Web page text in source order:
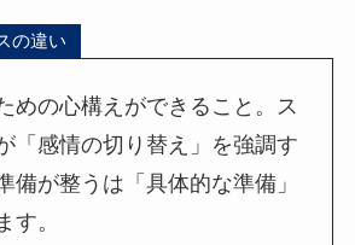
の違い
めの心構えができること。ス
「感情の切り替え」を強調す
備が整うは「具体的な準備」
す。